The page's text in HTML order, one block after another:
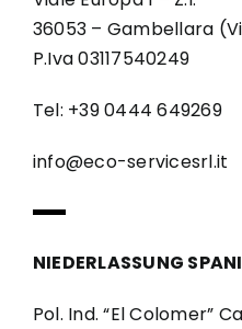
36053 – Gambellara
P.Iva 03117540249
Tel: +39 0444 649269
info@eco-servicesrl.it
NIEDERLASSUNG
Pol. Ind. “El Colomer”